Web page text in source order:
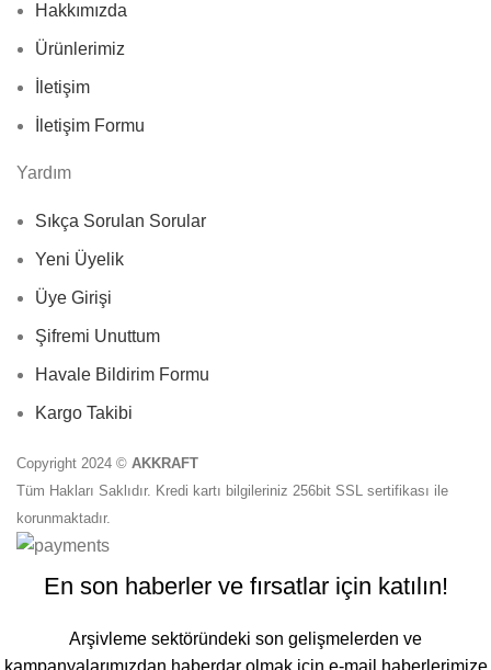
Hakkımızda
Ürünlerimiz
İletişim
İletişim Formu
Yardım
Sıkça Sorulan Sorular
Yeni Üyelik
Üye Girişi
Şifremi Unuttum
Havale Bildirim Formu
Kargo Takibi
Copyright 2024 © AKKRAFT
Tüm Hakları Saklıdır. Kredi kartı bilgileriniz 256bit SSL sertifikası ile
korunmaktadır.
En son haberler ve fırsatlar için katılın!
Arşivleme sektöründeki son gelişmelerden ve